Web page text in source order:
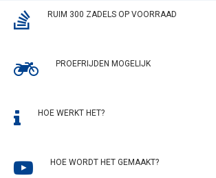
RUIM 300 ZADELS OP VOORRAAD
PROEFRIJDEN MOGELIJK
HOE WERKT HET?
HOE WORDT HET GEMAAKT?